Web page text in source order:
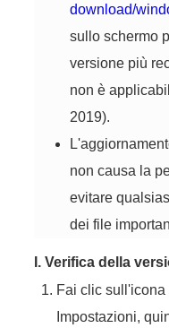
download/
sullo schermo
versione più
non è
2019).
non causa la
evitare
dei file
I. Verifica della
Fai clic
Impostazioni,